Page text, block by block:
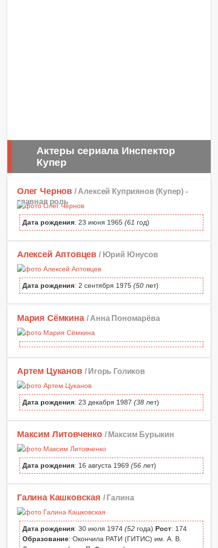
Актеры сериала Инспектор
Купер
Олег Чернов / Алексей Куприянов (Купер) -
главная роль
Дата рождения: 23 июня 1965 (61 год)
Алексей Аптовцев / Юрий Юнусов
Дата рождения: 2 сентября 1975 (50 лет)
Мария Сёмкина / Анна Пономарёва
Артем Цуканов / Игорь Голиков
Дата рождения: 23 декабря 1987 (38 лет)
Максим Литовченко / Максим Бурыкин
Дата рождения: 16 августа 1969 (56 лет)
Галина Кашковская / Галина
Дата рождения: 30 июля 1974 (52 года) Рост: 174
Образование: Окончила РАТИ (ГИТИС) им. А. В.